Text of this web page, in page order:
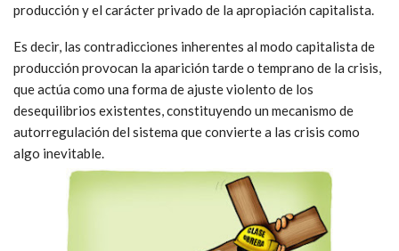
producción y el carácter privado de la apropiación capitalista.
Es decir, las contradicciones inherentes al modo capitalista de
producción provocan la aparición tarde o temprano de la crisis,
que actúa como una forma de ajuste violento de los
desequilibrios existentes, constituyendo un mecanismo de
autorregulación del sistema que convierte a las crisis como
algo inevitable.